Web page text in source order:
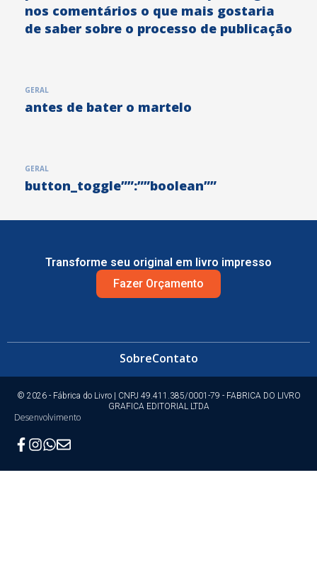
nos comentários o que mais gostaria
de saber sobre o processo de publicação
GERAL
antes de bater o martelo
GERAL
button_toggle””:””boolean””
Transforme seu original em livro impresso
Fazer Orçamento
SobreContato
© 2026 - Fábrica do Livro | CNPJ 49.411.385/0001-79 - FABRICA DO LIVRO
GRAFICA EDITORIAL LTDA
Desenvolvimento